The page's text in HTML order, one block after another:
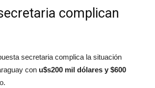
complican
secretaria complica la situación
con u$s200 mil dólares y $600